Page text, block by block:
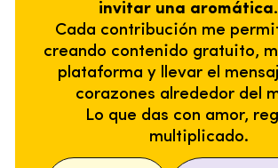
invitar una
Cada contribución me
creando contenido gratuito,
plataforma y llevar el
corazones alrededor del
Lo que das con amor,
multiplicado.